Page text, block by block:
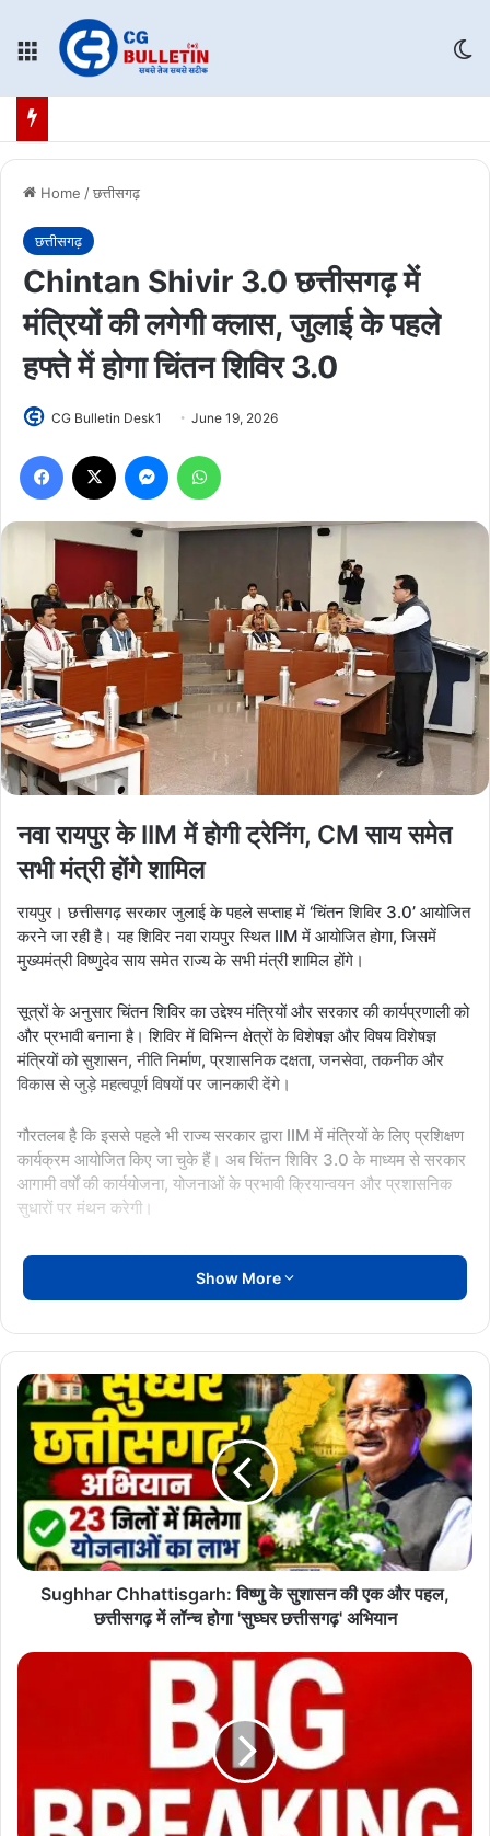
Menu
Home /छत्तीसगढ़
छत्तीसगढ़
Chintan Shivir 3.0 छत्तीसगढ़ में
मंत्रियों की लगेगी क्लास, जुलाई के पहले
हफ्ते में होगा चिंतन शिविर 3.0
CG Bulletin Desk1 June 19, 2026
Facebook Messenger
नवा रायपुर के IIM में होगी ट्रेनिंग, CM साय समेत
सभी मंत्री होंगे शामिल
रायपुर। छत्तीसगढ़ सरकार जुलाई के पहले सप्ताह में ‘चिंतन शिविर 3.0’ आयोजित
करने जा रही है। यह शिविर नवा रायपुर स्थित IIM में आयोजित होगा, जिसमें
मुख्यमंत्री विष्णुदेव साय समेत राज्य के सभी मंत्री शामिल होंगे।
सूत्रों के अनुसार चिंतन शिविर का उद्देश्य मंत्रियों और सरकार की कार्यप्रणाली को
और प्रभावी बनाना है। शिविर में विभिन्न क्षेत्रों के विशेषज्ञ और विषय विशेषज्ञ
मंत्रियों को सुशासन, नीति निर्माण, प्रशासनिक दक्षता, जनसेवा, तकनीक और
विकास से जुड़े महत्वपूर्ण विषयों पर जानकारी देंगे।
गौरतलब है कि इससे पहले भी राज्य सरकार द्वारा IIM में मंत्रियों के लिए प्रशिक्षण
कार्यक्रम आयोजित किए जा चुके हैं। अब चिंतन शिविर 3.0 के माध्यम से सरकार
आगामी वर्षों की कार्ययोजना, योजनाओं के प्रभावी क्रियान्वयन और प्रशासनिक
सुधारों पर मंथन करेगी।
सरकार का मानना है कि बदलते समय के साथ शासन-प्रशासन में नवाचार और
बेहतर प्रबंधन की आवश्यकता है। इसी उद्देश्य से मंत्रियों को विशेषज्ञों के अनुभव
और मार्गदर्शन का लाभ दिलाया जाएगा।
Show More
Sughhar
Chhattisgarh:
विष्णु
सुशासन
की
एक
और
पहल,
छत्तीसगढ़
होगा
Sughhar Chhattisgarh: विष्णु के सुशासन की एक और पहल,
छत्तीसगढ़ में लॉन्च होगा 'सुघ्घर छत्तीसगढ़' अभियान
Surajpur
हादसा,